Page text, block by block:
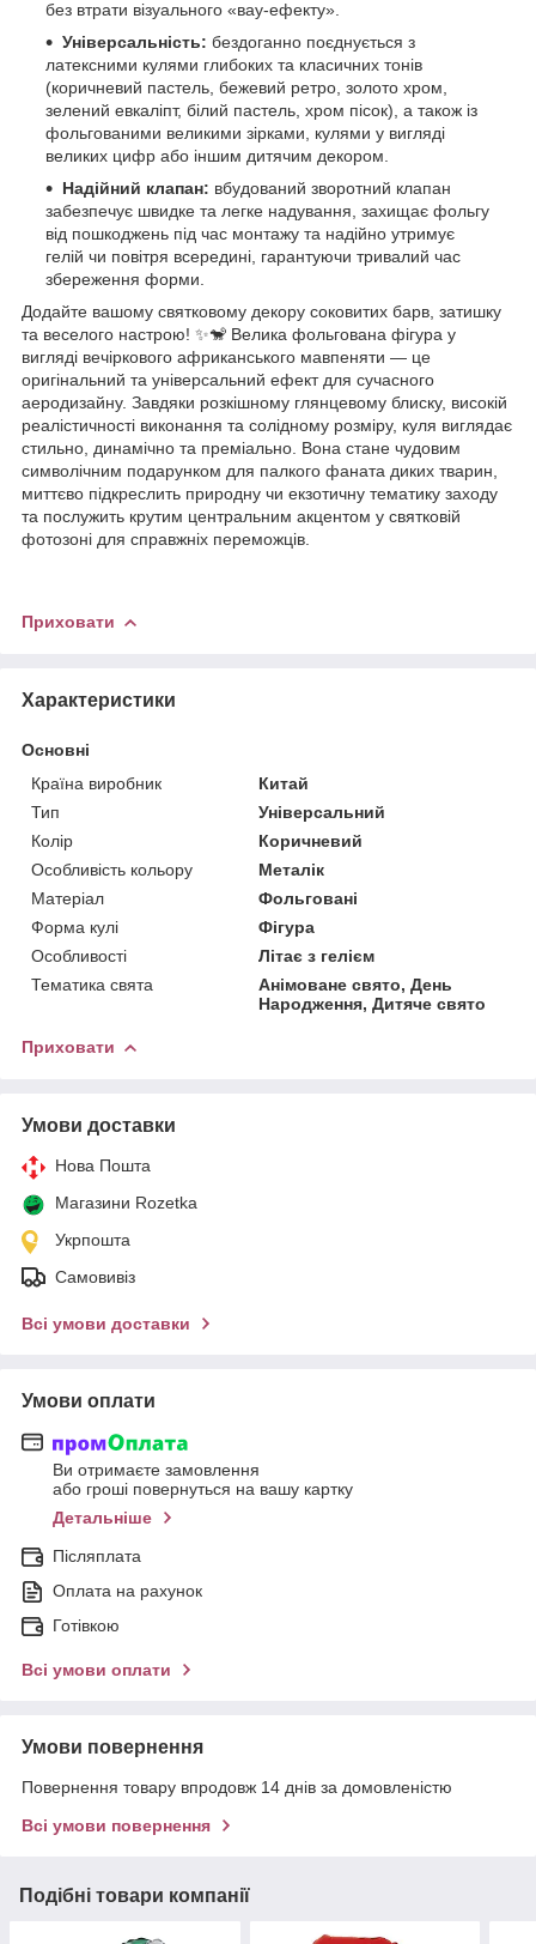
без втрати візуального «вау-ефекту».
Універсальність: бездоганно поєднується з
латексними кулями глибоких та класичних тонів
(коричневий пастель, бежевий ретро, золото хром,
зелений евкаліпт, білий пастель, хром пісок), а також із
фольгованими великими зірками, кулями у вигляді
великих цифр або іншим дитячим декором.
Надійний клапан: вбудований зворотний клапан
забезпечує швидке та легке надування, захищає фольгу
від пошкоджень під час монтажу та надійно утримує
гелій чи повітря всередині, гарантуючи тривалий час
збереження форми.
Додайте вашому святковому декору соковитих барв, затишку
та веселого настрою! ✨🐒 Велика фольгована фігура у
вигляді вечіркового африканського мавпеняти — це
оригінальний та універсальний ефект для сучасного
аеродизайну. Завдяки розкішному глянцевому блиску, високій
реалістичності виконання та солідному розміру, куля виглядає
стильно, динамічно та преміально. Вона стане чудовим
символічним подарунком для палкого фаната диких тварин,
миттєво підкреслить природну чи екзотичну тематику заходу
та послужить крутим центральним акцентом у святковій
фотозоні для справжніх переможців.
Приховати
Характеристики
Основні
Країна виробник
Китай
Тип
Універсальний
Колір
Коричневий
Особливість кольору
Металік
Матеріал
Фольговані
Форма кулі
Фігура
Особливості
Літає з гелієм
Тематика свята
Анімоване свято, День
Народження, Дитяче свято
Приховати
Умови доставки
Нова Пошта
Магазини Rozetka
Укрпошта
Самовивіз
Всі умови доставки
Умови оплати
Ви отримаєте замовлення
або гроші повернуться на вашу картку
Детальніше
Післяплата
Оплата на рахунок
Готівкою
Всі умови оплати
Умови повернення
Повернення товару впродовж 14 днів за домовленістю
Всі умови повернення
Подібні товари компанії